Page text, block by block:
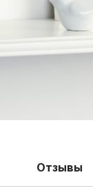
Отзывы